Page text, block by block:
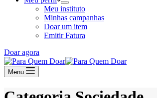
Meu instituto
Minhas campanhas
Doar um item
Emitir Fatura
Doar agora
Menu